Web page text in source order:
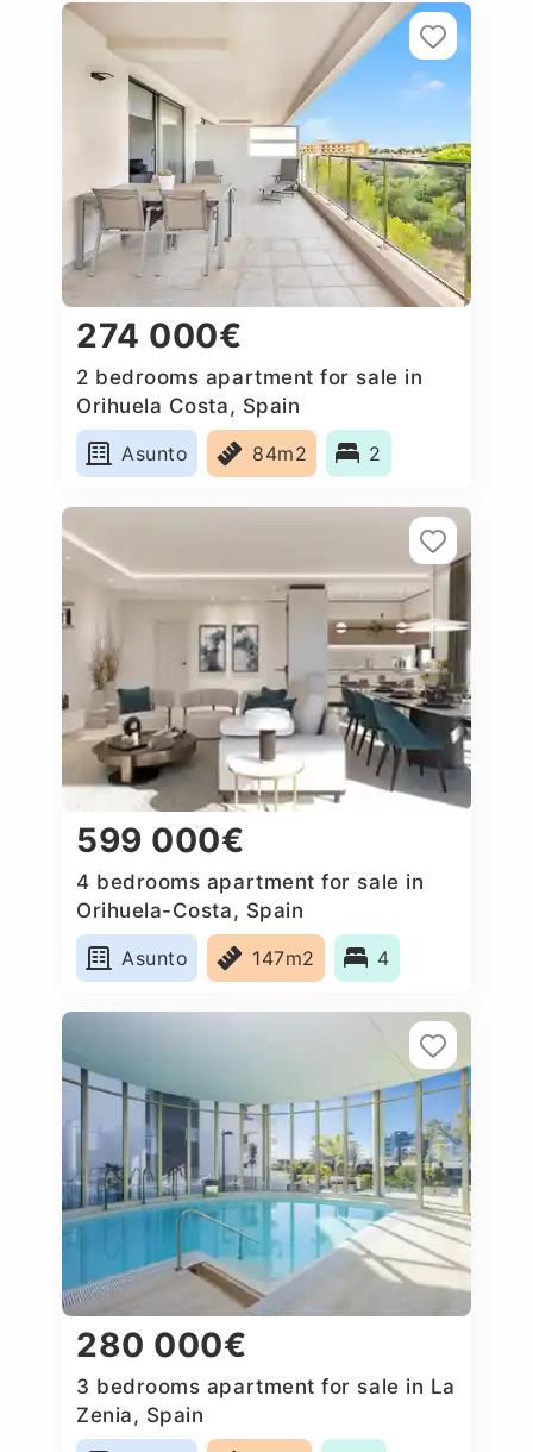
274 000€
2 bedrooms apartment for sale in
Orihuela Costa, Spain
Asunto
84m2 2
599 000€
4 bedrooms apartment for sale in
Orihuela-Costa, Spain
Asunto
147m2 4
280 000€
3 bedrooms apartment for sale in La
Zenia, Spain